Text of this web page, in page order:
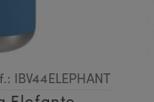
IBV44ELEPHANT